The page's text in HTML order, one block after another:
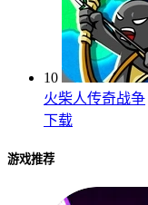
10
火柴人传奇战争
下载
游戏推荐